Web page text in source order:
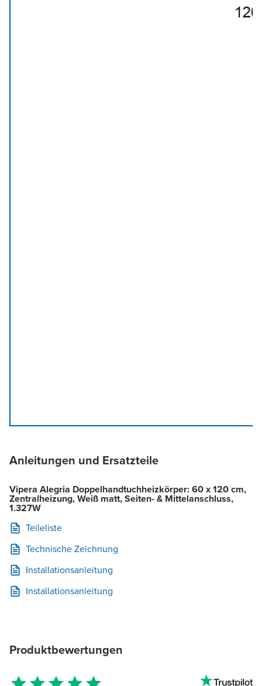
Anleitungen und Ersatzteile
Vipera Alegria Doppelhandtuchheizkörper: 60 x 120 cm,
Zentralheizung, Weiß matt, Seiten- & Mittelanschluss,
1.327W
Teileliste
Technische Zeichnung
Installationsanleitung
Installationsanleitung
Produktbewertungen